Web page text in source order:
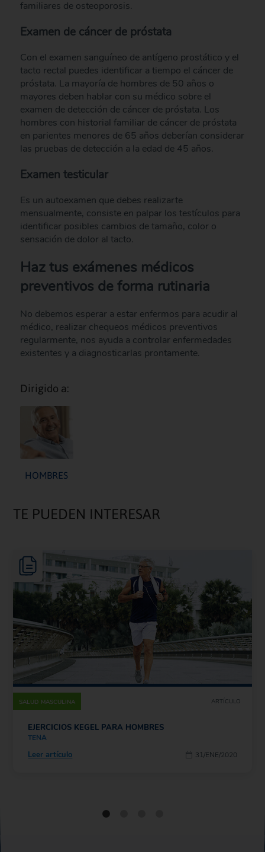
familiares de osteoporosis.
Examen de cáncer de próstata
Con el examen sanguíneo de antígeno prostático y el
tacto rectal puedes identificar a tiempo el cáncer de
próstata. La mayoría de hombres de 50 años o
mayores deben hablar con su médico sobre el
examen de detección de cáncer de próstata. Los
hombres con historial familiar de cáncer de próstata
en parientes menores de 65 años deberían considerar
las pruebas de detección a la edad de 45 años.
Examen testicular
Es un autoexamen que debes realizarte
mensualmente, consiste en palpar los testículos para
identificar posibles cambios de tamaño, color o
sensación de dolor al tacto.
Haz tus exámenes médicos
preventivos de forma rutinaria
No debemos esperar a estar enfermos para acudir al
médico, realizar chequeos médicos preventivos
regularmente, nos ayuda a controlar enfermedades
existentes y a diagnosticarlas prontamente.
Dirigido a:
HOMBRES
TE PUEDEN INTERESAR
SALUD MASCULINA ARTÍCULO
EJERCICIOS KEGEL PARA HOMBRES
TENA
31/ENE/2020
Leer artículo